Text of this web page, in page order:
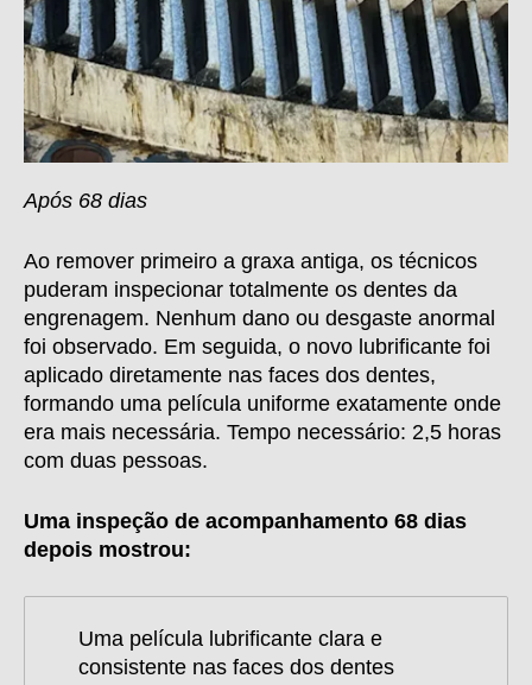
Após 68 dias
Ao remover primeiro a graxa antiga, os técnicos
puderam inspecionar totalmente os dentes da
engrenagem. Nenhum dano ou desgaste anormal
foi observado. Em seguida, o novo lubrificante foi
aplicado diretamente nas faces dos dentes,
formando uma película uniforme exatamente onde
era mais necessária. Tempo necessário: 2,5 horas
com duas pessoas.
Uma inspeção de acompanhamento 68 dias
depois mostrou:
Uma película lubrificante clara e
consistente nas faces dos dentes